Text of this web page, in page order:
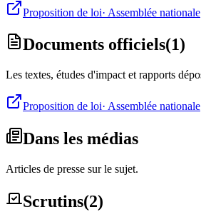
Proposition de loi· Assemblée nationale
Documents officiels(1)
Les textes, études d'impact et rapports
Proposition de loi· Assemblée nationale
Dans les médias
Articles de presse sur le sujet.
Scrutins(2)